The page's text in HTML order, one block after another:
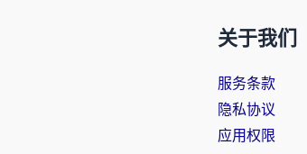
关于我们
服务条款
隐私协议
应用权限